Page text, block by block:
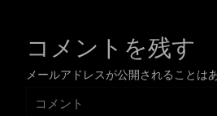
コメントを残す
メールアドレスが公開されることは